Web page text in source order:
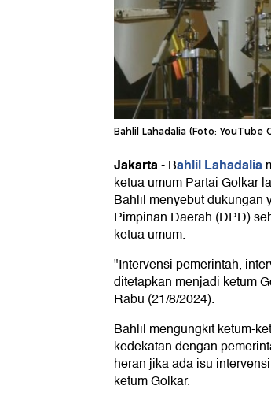
Bahlil Lahadalia (Foto: YouTube
Jakarta-Bahlil Lahadalia
ketua umum Partai Golkar
Bahlil menyebut dukungan
Pimpinan Daerah (DPD)
ketua umum.
"Intervensi pemerintah,
ditetapkan menjadi ketum
Rabu (21/8/2024).
Bahlil mengungkit ketum-
kedekatan dengan
heran jika ada isu
ketum Golkar.